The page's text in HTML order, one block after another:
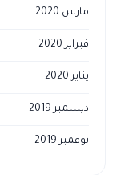
مارس 2020
فبراير 2020
يناير 2020
ديسمبر 2019
نوفمبر 2019